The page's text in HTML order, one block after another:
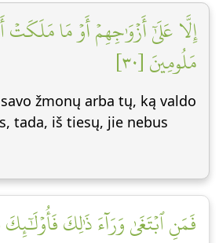
إِلَّا عَلَىٰٓ أَزۡوَٰجِهِمۡ أَوۡ مَا مَلَكَتۡ
مَلُومِينَ [٣٠]
žmonų arba tų, ką valdo
tada, iš tiesų, jie nebus
فَمَنِ ٱبۡتَغَىٰ وَرَآءَ ذَٰلِكَ فَأُوْلَٰٓئِكَ